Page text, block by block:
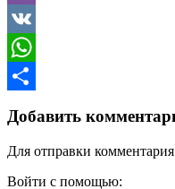
Viber
VK
WhatsApp
Добавить
Для отправки
Войти с помощью: